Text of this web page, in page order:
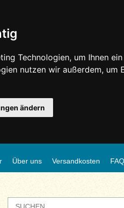
Technologien, um Ihnen
nutzen wir außerdem,
ändern
Über uns Versandkosten FAQ